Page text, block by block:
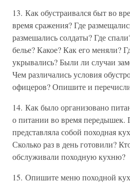
13. Как обустраивался быт во
время сражения? Где
размешались солдаты? Где
белье? Какое? Как его меняли?
укрывались? Были ли случаи
Чем различались условия
офицеров? Опишите и
14. Как было организовано
о питании во время передышек.
представляла собой походная
Сколько раз в день готовили?
обслуживали походную кухню?
15. Опишите меню походной